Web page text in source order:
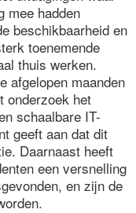
mee hadden
beschikbaarheid en
toenemende
thuis werken.
afgelopen maanden
onderzoek het
schaalbare IT-
geeft aan dat dit
Daarnaast heeft
een versnelling
en zijn de